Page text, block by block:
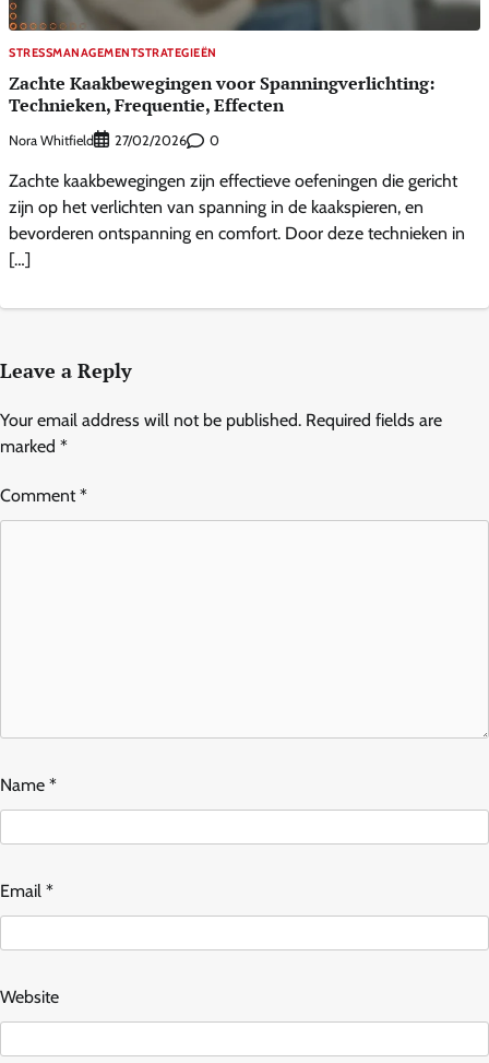
STRESSMANAGEMENTSTRATEGIEËN
Zachte Kaakbewegingen voor Spanningverlichting:
Technieken, Frequentie, Effecten
Nora Whitfield 27/02/2026 0
Zachte kaakbewegingen zijn effectieve oefeningen die gericht
zijn op het verlichten van spanning in de kaakspieren, en
bevorderen ontspanning en comfort. Door deze technieken in
[…]
Leave a Reply
Your email address will not be published. Required fields are
marked *
Comment*
Name *
Email *
Website